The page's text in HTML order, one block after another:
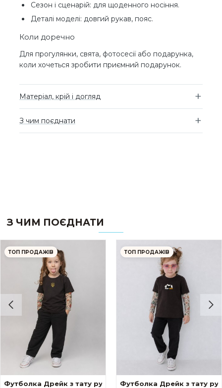
Сезон і сценарій: для щоденного носіння.
Деталі моделі: довгий рукав, пояс.
Коли доречно
Для прогулянки, свята, фотосесії або подарунка,
коли хочеться зробити приємний подарунок.
Матеріал, крій і догляд
З чим поєднати
З ЧИМ ПОЄДНАТИ
tattoo style Формула
ТОП ПРОДАЖІВ
Футболка Дрейк з тату рукавами tattoo style Тризуб
ТОП ПРОДАЖІВ
Футболка Дрейк з тату